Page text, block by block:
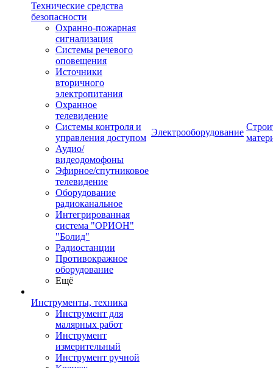
Технические средства
безопасности
Охранно-пожарная
сигнализация
Системы речевого
оповещения
Источники
вторичного
электропитания
Охранное
телевидение
Системы контроля и
управления доступом
Аудио/
видеодомофоны
Эфирное/спутниковое
телевидение
Оборудование
радиоканальное
Интегрированная
система "ОРИОН"
"Болид"
Радиостанции
Противокражное
оборудование
Ещё
Инструменты, техника
Инструмент для
малярных работ
Инструмент
измерительный
Инструмент ручной
Электрооборудование